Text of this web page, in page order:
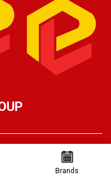
Brands
Pusat Group